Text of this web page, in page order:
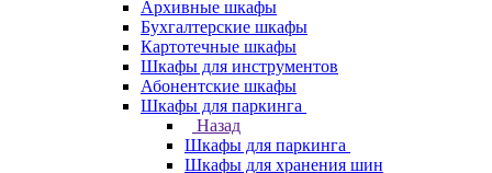
Архивные шкафы
Бухгалтерские шкафы
Картотечные шкафы
Шкафы для инструментов
Абонентские шкафы
Шкафы для паркинга
Назад
Шкафы для паркинга
Шкафы для хранения шин